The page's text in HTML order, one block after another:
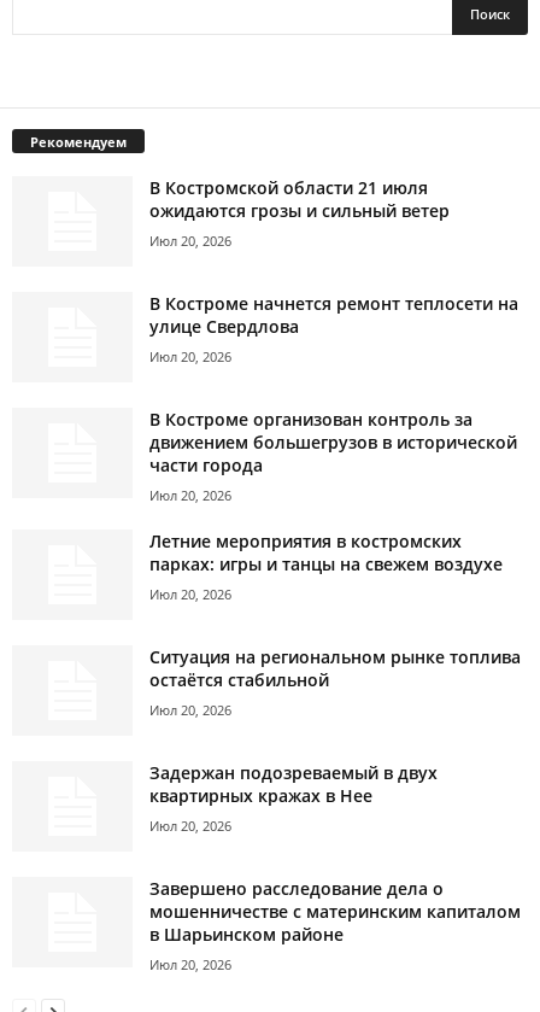
Рекомендуем
В Костромской области 21 июля
ожидаются грозы и сильный ветер
Июл 20, 2026
В Костроме начнется ремонт теплосети на
улице Свердлова
Июл 20, 2026
В Костроме организован контроль за
движением большегрузов в исторической
части города
Июл 20, 2026
Летние мероприятия в костромских
парках: игры и танцы на свежем воздухе
Июл 20, 2026
Ситуация на региональном рынке топлива
остаётся стабильной
Июл 20, 2026
Задержан подозреваемый в двух
квартирных кражах в Нее
Июл 20, 2026
Завершено расследование дела о
мошенничестве с материнским капиталом
в Шарьинском районе
Июл 20, 2026